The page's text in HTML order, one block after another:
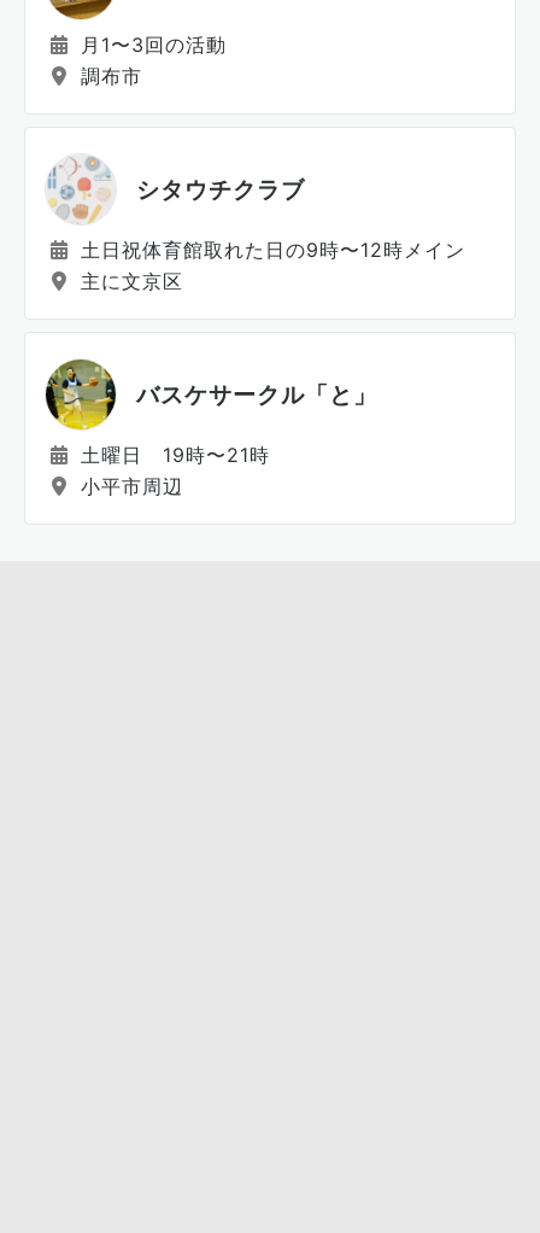
月1〜3回の活動
調布市
シタウチクラブ
土日祝体育館取れた日の9時〜12時メイン
主に文京区
バスケサークル「と」
土曜日 19時〜21時
小平市周辺